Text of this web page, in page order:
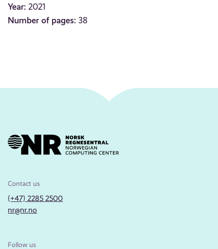
Year: 2021
Number of pages: 38
Contact us
(+47) 2285 2500
nr@nr.no
Follow us